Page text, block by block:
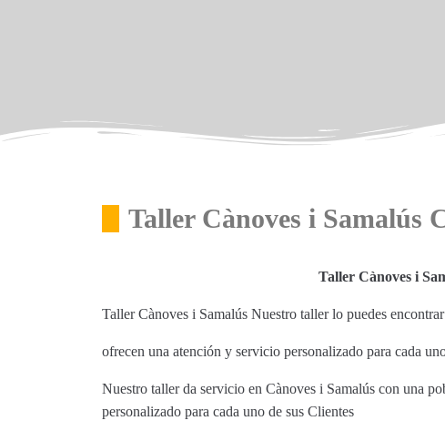
Taller Cànoves i Samalús
Taller Cànoves i
Taller Cànoves i Samalús Nuestro taller lo puedes
ofrecen una atención y servicio personalizado para cada
Nuestro taller da servicio en Cànoves i Samalús con una
personalizado para cada uno de sus Clientes